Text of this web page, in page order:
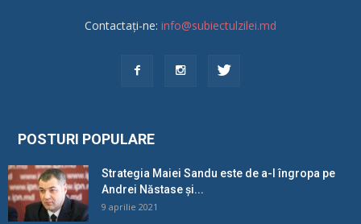
Contactați-ne: info@subiectulzilei.md
POSTURI POPULARE
Strategia Maiei Sandu este de a-l îngropa pe
Andrei Năstase și...
9 aprilie 2021